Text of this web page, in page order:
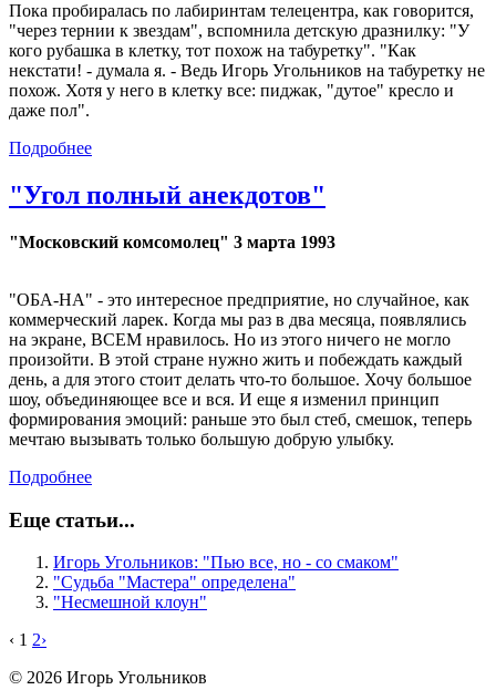
Пока пробиралась по лабиринтам телецентра, как говорится,
"через тернии к звездам", вспомнила детскую дразнилку: "У
кого рубашка в клетку, тот похож на табуретку". "Как
некстати! - думала я. - Ведь Игорь Угольников на табуретку не
похож. Хотя у него в клетку все: пиджак, "дутое" кресло и
даже пол".
Подробнее
"Угол полный анекдотов"
"Московский комсомолец" 3 марта 1993
"ОБА-НА" - это интересное предприятие, но случайное, как
коммерческий ларек. Когда мы раз в два месяца, появлялись
на экране, BCЕМ нравилось. Но из этого ничего не могло
произойти. В этой стране нужно жить и побеждать каждый
день, а для этого стоит делать что-то большое. Хочу большое
шоу, объединяющее все и вся. И еще я изменил принцип
формирования эмоций: раньше это был стеб, смешок, теперь
мечтаю вызывать только большую добрую улыбку.
Подробнее
Еще статьи...
Игорь Угольников: "Пью все, но - со смаком"
"Судьба "Мастера" определена"
"Несмешной клоун"
‹ 1 2›
© 2026 Игорь Угольников